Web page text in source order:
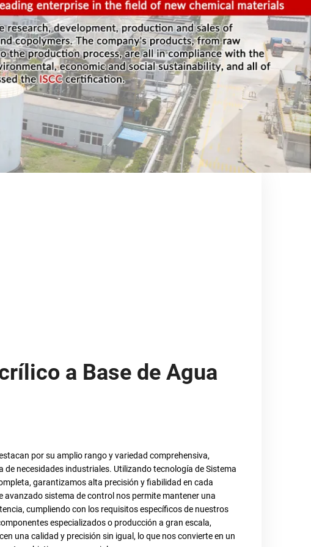
(2-EHA)
Este monómero de alta pureza es ideal para una amplia
y adhesivos hasta selladores y textiles. Su baja
al clima lo convierten en una opción preferida para
Al permitir la producción de polímeros de alto
acrílico apoya la innovación en diversas industrias, ofreciendo
y versatilidad con responsabilidad ambiental.